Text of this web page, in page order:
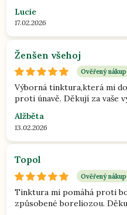
Lucie
17.02.2026
Ženšen všehoj
Ověřený nákup
Výborná tinktura,která mi
proti únavě. Děkují za vaše
Alžběta
13.02.2026
Topol
Ověřený nákup
Tinktura mi pomáhá proti
způsobené boreliozou.